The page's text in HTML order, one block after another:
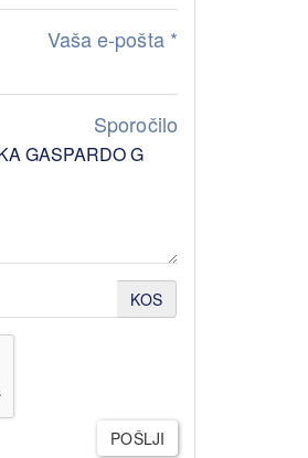
Vaša e-pošta *
Sporočilo
KOS
POŠLJI